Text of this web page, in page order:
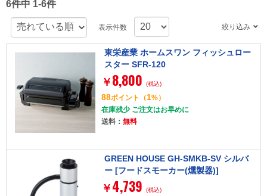
6件中 1-6件
表示件数 絞り込み
東栄産業 ホームスワン フィッシュロー
スター SFR-120
￥ 8,800 (税込)
88ポイント （1%）
在庫残少 ご注文はお早めに
送料： 無料
GREEN HOUSE GH-SMKB-SV シルバ
ー [フードスモーカー(燻製器)]
￥ 4,739 (税込)